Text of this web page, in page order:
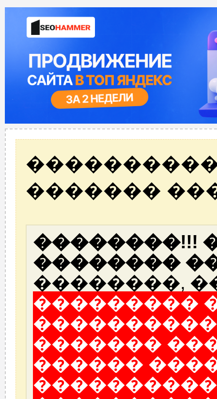
�������
��������!!!
��������
��������,
���������
�������
������